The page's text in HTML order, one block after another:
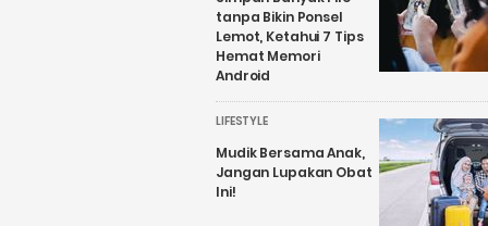
tanpa Bikin Ponsel
Lemot, Ketahui 7 Tips
Hemat Memori
Android
LIFESTYLE
Mudik Bersama Anak,
Jangan Lupakan Obat
Ini!